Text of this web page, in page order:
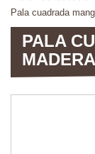
pala cuadrada
PALA